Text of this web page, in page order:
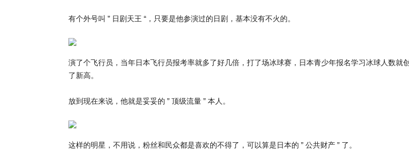
有个外号叫 ” 日剧天王 “，只要是他参演过的日剧，基本没有不火的。
演了个飞行员，当年日本飞行员报考率就多了好几倍，打了场冰球赛，日本青少年报名学习冰球人数就创
了新高。
放到现在来说，他就是妥妥的 ” 顶级流量 ” 本人。
这样的明星，不用说，粉丝和民众都是喜欢的不得了，可以算是日本的 ” 公共财产 ” 了。